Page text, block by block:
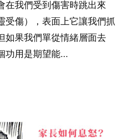
在我們受到傷害時跳出來
受傷），表面上它讓我們抓
如果我們單從情緒層面去
功用是期望能...